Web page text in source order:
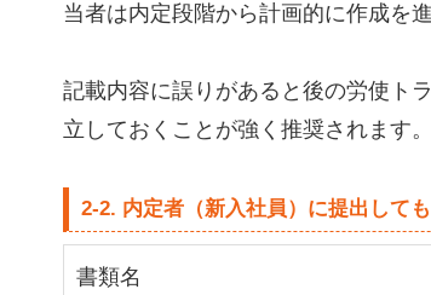
当者は内定段階から計画的に作成を
記載内容に誤りがあると後の労使ト
立しておくことが強く推奨されます。
2-2. 内定者（新入社員）に提出して
書類名